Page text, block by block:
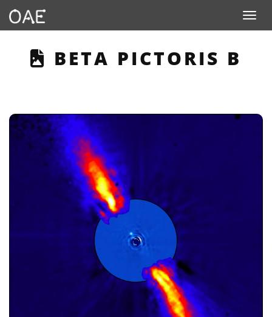
Toggle
THIS PAGE
BETA PICTORIS B